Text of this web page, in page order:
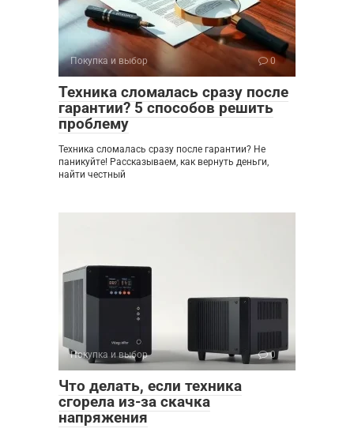
Покупка и выбор 0
Техника сломалась сразу после
гарантии? 5 способов решить
проблему
Техника сломалась сразу после гарантии? Не
паникуйте! Рассказываем, как вернуть деньги,
найти честный
Покупка и выбор 0
Что делать, если техника
сгорела из-за скачка
напряжения